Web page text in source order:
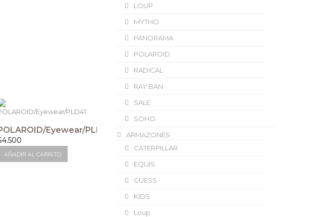
Eyewear/PLD4110SX086HE
4.500
AÑADIR AL CARRITO
LOUP
MYTHO
PANORAMA
POLAROID
RADICAL
RAY BAN
SALE
SOHO
ARMAZONES
CATERPILLAR
EQUIS
GUESS
KIDS
Loup